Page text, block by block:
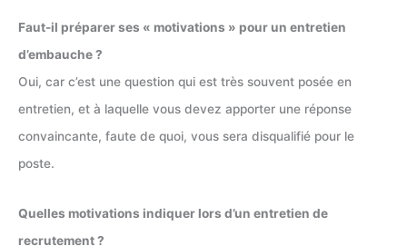
Faut-il préparer ses « motivations » pour un entretien
d’embauche ?
Oui, car c’est une question qui est très souvent posée en
entretien, et à laquelle vous devez apporter une réponse
convaincante, faute de quoi, vous sera disqualifié pour le
poste.
Quelles motivations indiquer lors d’un entretien de
recrutement ?